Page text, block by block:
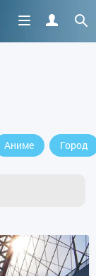
Аниме Город